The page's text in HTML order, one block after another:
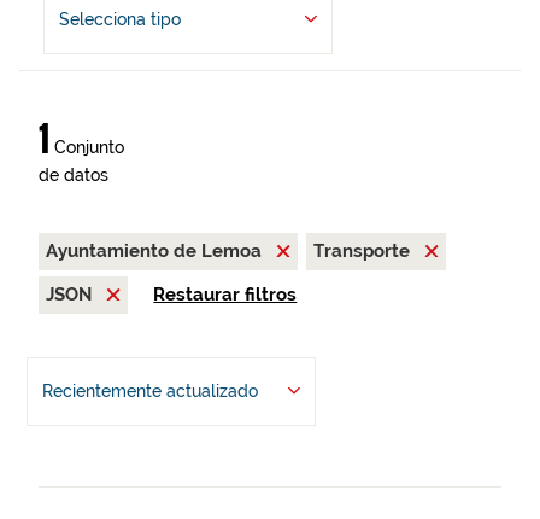
Selecciona tipo
1 Conjunto
de datos
Ayuntamiento de Lemoa
Transporte
JSON
Restaurar filtros
Recientemente actualizado